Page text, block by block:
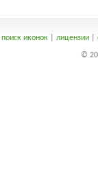
поиск иконок| лицензии|
©